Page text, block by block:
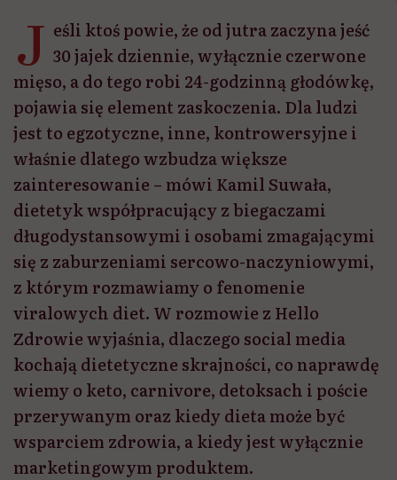
J eśli ktoś powie, że od jutra zaczyna jeść
30 jajek dziennie, wyłącznie czerwone
mięso, a do tego robi 24-godzinną głodówkę,
pojawia się element zaskoczenia. Dla ludzi
jest to egzotyczne, inne, kontrowersyjne i
właśnie dlatego wzbudza większe
zainteresowanie – mówi Kamil Suwała,
dietetyk współpracujący z biegaczami
długodystansowymi i osobami zmagającymi
się z zaburzeniami sercowo-naczyniowymi,
z którym rozmawiamy o fenomenie
viralowych diet. W rozmowie z Hello
Zdrowie wyjaśnia, dlaczego social media
kochają dietetyczne skrajności, co naprawdę
wiemy o keto, carnivore, detoksach i poście
przerywanym oraz kiedy dieta może być
wsparciem zdrowia, a kiedy jest wyłącznie
marketingowym produktem.